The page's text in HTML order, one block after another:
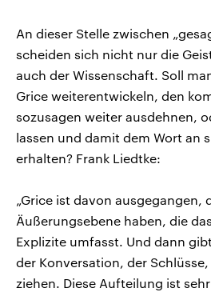
An dieser Stelle zwischen
scheiden sich nicht nur die
auch der Wissenschaft. Soll
Grice weiterentwickeln, den
sozusagen weiter ausdehnen,
lassen und damit dem Wort an
erhalten? Frank Liedtke:
„Grice ist davon ausgegangen,
Äußerungsebene haben, die
Explizite umfasst. Und dann
der Konversation, der
ziehen. Diese Aufteilung ist